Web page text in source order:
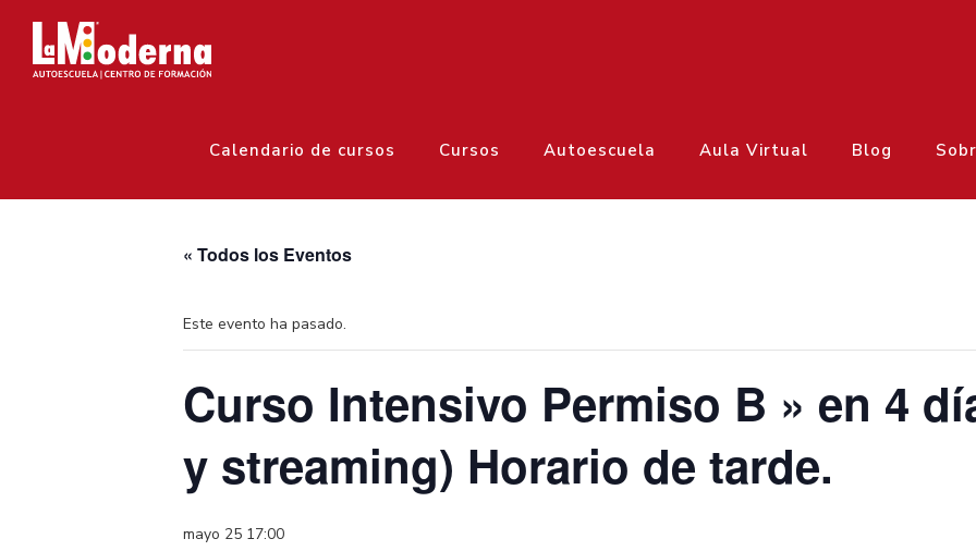
Calendario de cursos Cursos Autoescuela Aula Virtual Blog
« Todos los Eventos
Este evento ha pasado.
Curso Intensivo Permiso B » en 4
y streaming) Horario de tarde.
mayo 25 17:00